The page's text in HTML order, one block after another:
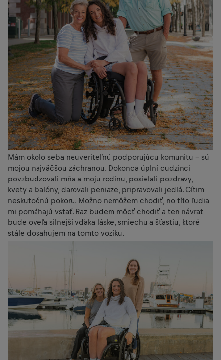
Mám okolo seba neuveriteľnú podporujúcu komunitu – sú
mojou najväčšou záchranou. Dokonca úplní cudzinci
povzbudzovali mňa a moju rodinu, posielali pozdravy,
kvety a balóny, darovali peniaze, pripravovali jedlá. Cítim
neskutočnú pokoru. Možno nemôžem chodiť, no títo ľudia
mi pomáhajú vstať. Raz budem môcť chodiť a ten návrat
bude oveľa silnejší vďaka láske, smiechu a šťastiu, ktoré
stále dosahujem na tomto vozíku.